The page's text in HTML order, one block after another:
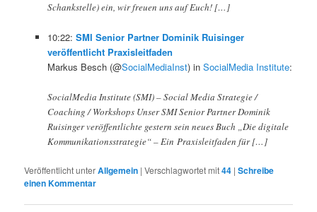
Schankstelle) ein, wir freuen uns auf Euch! […]
10:22: SMI Senior Partner Dominik Ruisinger
veröffentlicht Praxisleitfaden
Markus Besch (@SocialMediaInst) in SocialMedia Institute:
SocialMedia Institute (SMI) – Social Media Strategie /
Coaching / Workshops Unser SMI Senior Partner Dominik
Ruisinger veröffentlichte gestern sein neues Buch „Die digitale
Kommunikationsstrategie“ – Ein Praxisleitfaden für […]
Veröffentlicht unterAllgemein |Verschlagwortet mit44 |Schreibe
einen Kommentar